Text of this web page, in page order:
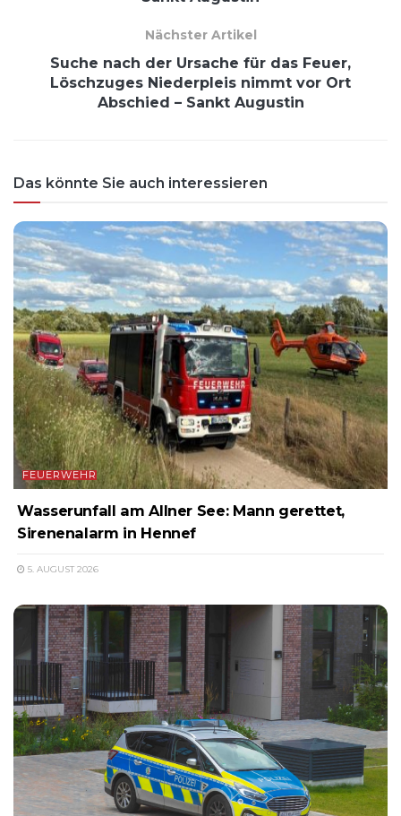
Nächster Artikel
Suche nach der Ursache für das Feuer,
Löschzuges Niederpleis nimmt vor Ort
Abschied – Sankt Augustin
Das könnte Sie auch interessieren
FEUERWEHR
Wasserunfall am Allner See: Mann gerettet,
Sirenenalarm in Hennef
5. AUGUST 2026